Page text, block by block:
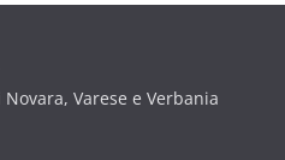
Varese e Verbania